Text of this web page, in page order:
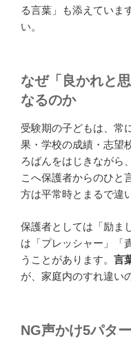
る言葉」も添えていま
い。
なぜ「良かれと
なるのか
受験期の子どもは、常
果・学校の成績・志
ろばんをはじきながら
こへ保護者からのひと
方は平常時とまるで違
保護者としては「励ま
は「プレッシャー」「
うことがあります。 言
が、家庭内のすれ違い
NG声かけ5パタ